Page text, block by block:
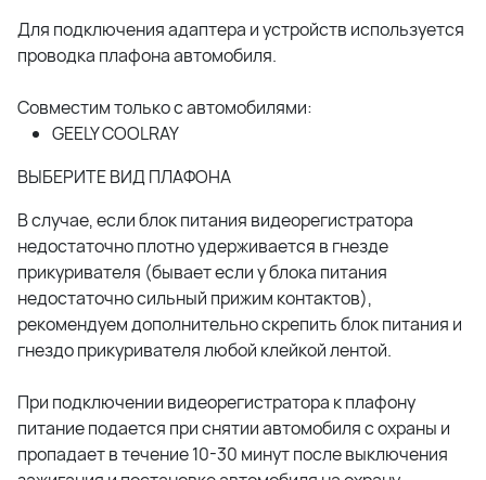
Для подключения адаптера и устройств используется
проводка плафона автомобиля.
Совместим только с автомобилями:
GEELY COOLRAY
ВЫБЕРИТЕ ВИД ПЛАФОНА
В случае, если блок питания видеорегистратора
недостаточно плотно удерживается в гнезде
прикуривателя (бывает если у блока питания
недостаточно сильный прижим контактов),
рекомендуем дополнительно скрепить блок питания и
гнездо прикуривателя любой клейкой лентой.
При подключении видеорегистратора к плафону
питание подается при снятии автомобиля с охраны и
пропадает в течение 10-30 минут после выключения